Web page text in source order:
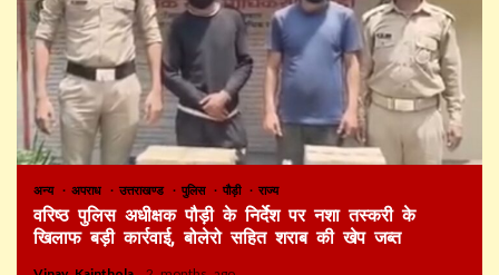
अन्य अपराध उत्तराखण्ड पुलिस पौड़ी राज्य
वरिष्ठ पुलिस अधीक्षक पौड़ी के निर्देश पर नशा तस्करी के
खिलाफ बड़ी कार्रवाई, बोलेरो सहित शराब की खेप जब्त